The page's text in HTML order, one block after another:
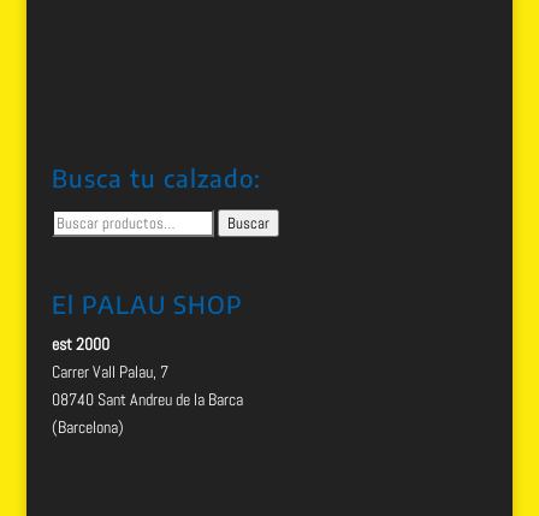
Busca tu calzado:
Buscar
por:
Buscar
El PALAU SHOP
est 2000
Carrer Vall Palau, 7
08740 Sant Andreu de la Barca
(Barcelona)